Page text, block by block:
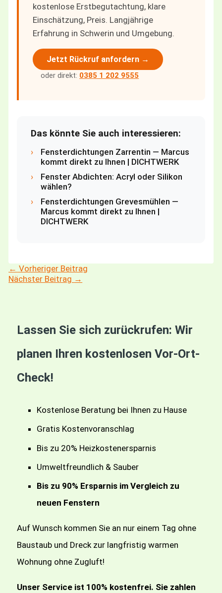
kostenlose Erstbegutachtung, klare
Einschätzung, Preis. Langjährige
Erfahrung in Schwerin und Umgebung.
Jetzt Rückruf anfordern →
oder direkt: 0385 1 202 9555
Das könnte Sie auch interessieren:
›
Fensterdichtungen Zarrentin — Marcus
kommt direkt zu Ihnen | DICHTWERK
›
Fenster Abdichten: Acryl oder Silikon
wählen?
›
Fensterdichtungen Grevesmühlen —
Marcus kommt direkt zu Ihnen |
DICHTWERK
← Vorheriger Beitrag
Nächster Beitrag →
Lassen Sie sich zurückrufen: Wir
planen Ihren kostenlosen Vor-Ort-
Check!
Kostenlose Beratung bei Ihnen zu Hause
Gratis Kostenvoranschlag
Bis zu 20% Heizkostenersparnis
Umweltfreundlich & Sauber
Bis zu 90% Ersparnis im Vergleich zu
neuen Fenstern
Auf Wunsch kommen Sie an nur einem Tag ohne
Baustaub und Dreck zur langfristig warmen
Wohnung ohne Zugluft!
Unser Service ist 100% kostenfrei. Sie zahlen